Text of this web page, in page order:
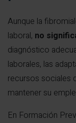
Aunque la
laboral, no
diagnóstico
laborales, las
recursos sociales
mantener su
En Formación